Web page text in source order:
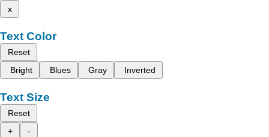
x
Text Color
Reset
Bright
Blues Gray Inverted
Text Size
Reset
+
-